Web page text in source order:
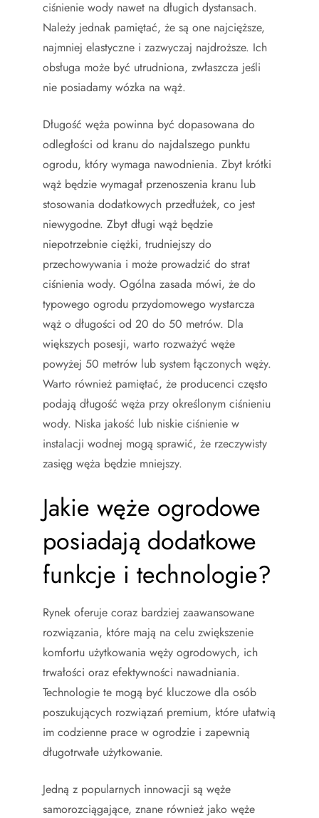
ciśnienie wody nawet na długich dystansach.
Należy jednak pamiętać, że są one najcięższe,
najmniej elastyczne i zazwyczaj najdroższe. Ich
obsługa może być utrudniona, zwłaszcza jeśli
nie posiadamy wózka na wąż.
Długość węża powinna być dopasowana do
odległości od kranu do najdalszego punktu
ogrodu, który wymaga nawodnienia. Zbyt krótki
wąż będzie wymagał przenoszenia kranu lub
stosowania dodatkowych przedłużek, co jest
niewygodne. Zbyt długi wąż będzie
niepotrzebnie ciężki, trudniejszy do
przechowywania i może prowadzić do strat
ciśnienia wody. Ogólna zasada mówi, że do
typowego ogrodu przydomowego wystarcza
wąż o długości od 20 do 50 metrów. Dla
większych posesji, warto rozważyć węże
powyżej 50 metrów lub system łączonych węży.
Warto również pamiętać, że producenci często
podają długość węża przy określonym ciśnieniu
wody. Niska jakość lub niskie ciśnienie w
instalacji wodnej mogą sprawić, że rzeczywisty
zasięg węża będzie mniejszy.
Jakie węże ogrodowe
posiadają dodatkowe
funkcje i technologie?
Rynek oferuje coraz bardziej zaawansowane
rozwiązania, które mają na celu zwiększenie
komfortu użytkowania węży ogrodowych, ich
trwałości oraz efektywności nawadniania.
Technologie te mogą być kluczowe dla osób
poszukujących rozwiązań premium, które ułatwią
im codzienne prace w ogrodzie i zapewnią
długotrwałe użytkowanie.
Jedną z popularnych innowacji są węże
samorozciągające, znane również jako węże